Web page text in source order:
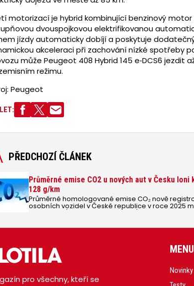
motorizací je hybrid kombinující benzinový motor
dvouspojkovou elektrifikovanou
jízdy automaticky dobíjí a poskytuje
akceleraci při zachování nízké spotřeby
může Peugeot 408 Hybrid 145 e‑DCS6 jezdit
režimu.
Peugeot
PŘEDCHOZÍ ČLÁNEK
Průměrné emise CO2 u nových aut v Česku loni
128 g/km
Průměrné homologované emise CO₂ nově
osobních vozidel v České republice v roce 2025
klesly o 5 g/km na hodnotu 128 g/km. Z dvacítky
pro všechny, kteří se
MENU
Novinky